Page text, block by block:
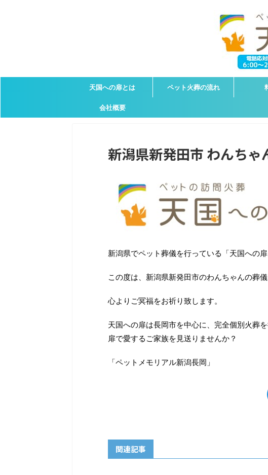
天国への扉とは ペット火葬の流れ
会社概要
新潟県新発田市 わんち
新潟県でペット葬儀を行っている「天国への扉
この度は、新潟県新発田市のわんちゃんの葬儀
心よりご冥福をお祈り致します。
天国への扉は長岡市を中心に、完全個別火葬
扉で愛するご家族を見送りませんか？
「ペットメモリアル新潟長岡」
関連記事